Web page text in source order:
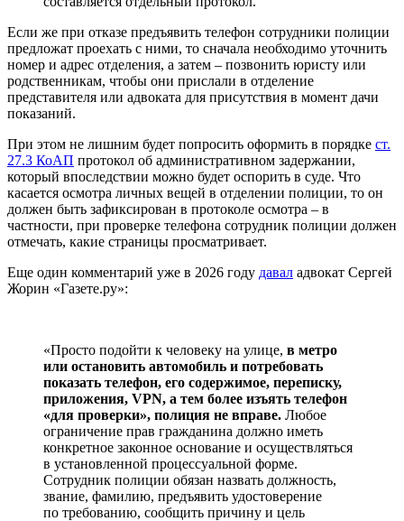
Если же при отказе предъявить телефон сотрудники полиции
предложат проехать с ними, то сначала необходимо уточнить
номер и адрес отделения, а затем – позвонить юристу или
родственникам, чтобы они прислали в отделение
представителя или адвоката для присутствия в момент дачи
показаний.
При этом не лишним будет попросить оформить в порядке ст.
27.3 КоАП протокол об административном задержании,
который впоследствии можно будет оспорить в суде. Что
касается осмотра личных вещей в отделении полиции, то он
должен быть зафиксирован в протоколе осмотра – в
частности, при проверке телефона сотрудник полиции должен
отмечать, какие страницы просматривает.
Еще один комментарий уже в 2026 году давал адвокат Сергей
Жорин «Газете.ру»:
«Просто подойти к человеку на улице, в метро
или остановить автомобиль и потребовать
показать телефон, его содержимое, переписку,
приложения, VPN, а тем более изъять телефон
«для проверки», полиция не вправе. Любое
ограничение прав гражданина должно иметь
конкретное законное основание и осуществляться
в установленной процессуальной форме.
Сотрудник полиции обязан назвать должность,
звание, фамилию, предъявить удостоверение
по требованию, сообщить причину и цель